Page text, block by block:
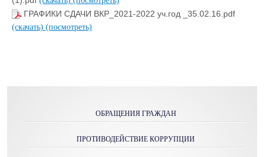
ГРАФИКИ СДАЧИ ВКР_2021-2022 уч.год _35.02.16.pdf
(скачать) (посмотреть)
ОБРАЩЕНИЯ ГРАЖДАН
ПРОТИВОДЕЙСТВИЕ КОРРУПЦИИ